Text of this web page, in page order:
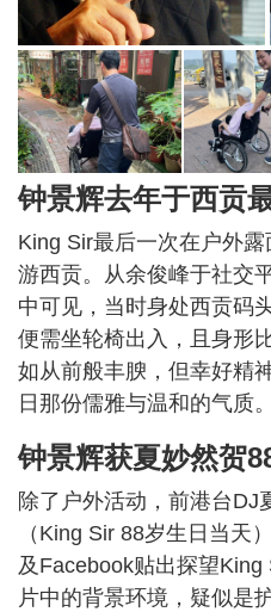
钟景辉去年于西贡
King Sir最后一次在户外
游西贡。从余俊峰于社交
中可见，当时身处西贡码
便需坐轮椅出入，且身形
如从前般丰腴，但幸好精
日那份儒雅与温和的气质。
钟景辉获夏妙然贺
除了户外活动，前港台DJ
（King Sir 88岁生日当天
及Facebook贴出探望
片中的背景环境，疑似是